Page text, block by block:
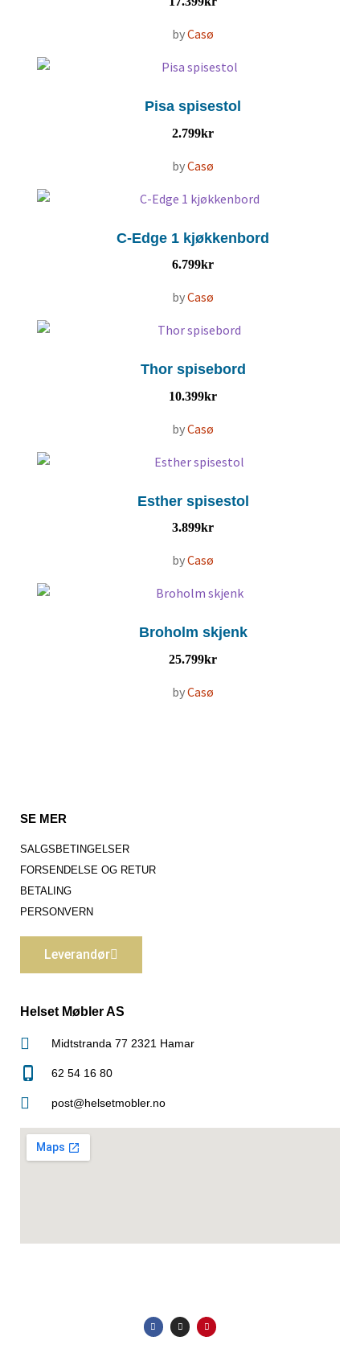
byCasø
Pisa spisestol
2.799kr
byCasø
C-Edge 1 kjøkkenbord
6.799kr
byCasø
Thor spisebord
10.399kr
byCasø
Esther spisestol
3.899kr
byCasø
Broholm skjenk
25.799kr
byCasø
SE MER
SALGSBETINGELSER
FORSENDELSE OG RETUR
BETALING
PERSONVERN
Leverandør
Helset Møbler AS
Midtstranda 77 2321 Hamar
62 54 16 80
post@helsetmobler.no